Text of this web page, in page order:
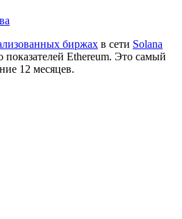
биржах в сети Solana
показателей Ethereum. Это самый
12 месяцев.